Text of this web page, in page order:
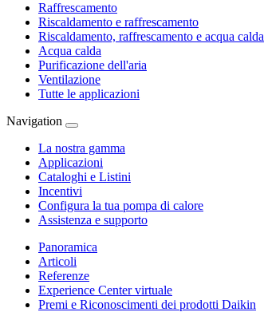
Raffrescamento
Riscaldamento e raffrescamento
Riscaldamento, raffrescamento e acqua calda
Acqua calda
Purificazione dell'aria
Ventilazione
Tutte le applicazioni
Navigation
La nostra gamma
Applicazioni
Cataloghi e Listini
Incentivi
Configura la tua pompa di calore
Assistenza e supporto
Panoramica
Articoli
Referenze
Experience Center virtuale
Premi e Riconoscimenti dei prodotti Daikin